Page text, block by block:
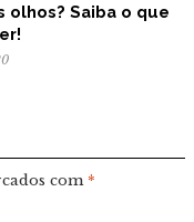
olhos? Saiba o que
com *